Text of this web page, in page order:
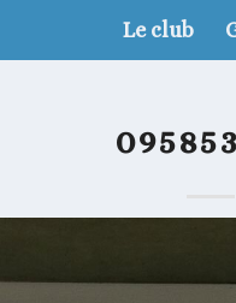
Le club